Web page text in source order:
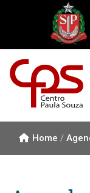
Home /